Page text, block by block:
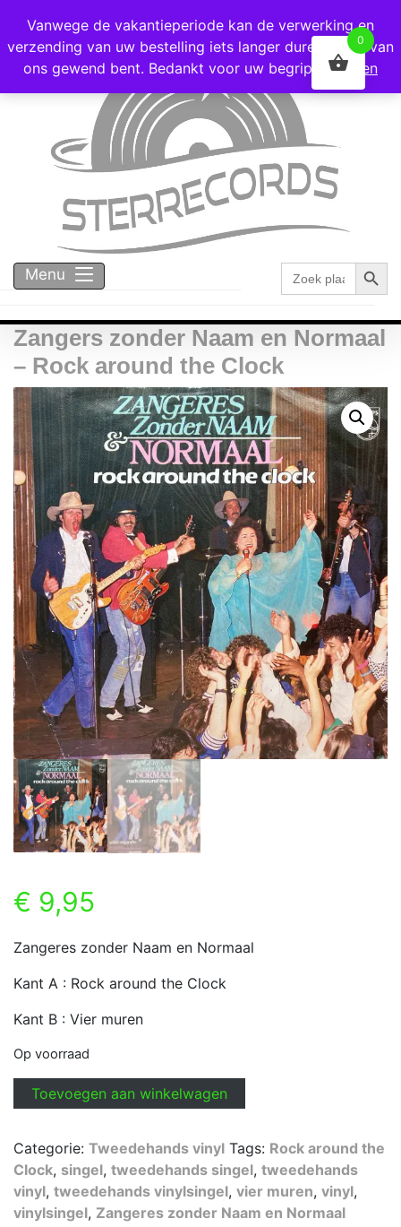
Voor 16:00 besteld = vandaag verzonden!
Menu
Zoek
naar:
Zangers zonder Naam en Normaal
– Rock around the Clock
€ 9,95
Zangeres zonder Naam en Normaal
Kant A : Rock around the Clock
Kant B : Vier muren
Op voorraad
Zangers
zonder
en
Normaal
-
Rock
Toevoegen aan winkelwagen
Categorie: Tweedehands vinyl Tags: Rock around the
Clock, singel, tweedehands singel, tweedehands
vinyl, tweedehands vinylsingel, vier muren, vinyl,
vinylsingel, Zangeres zonder Naam en Normaal
Vanwege de vakantieperiode kan de verwerking en
verzending van uw bestelling iets langer duren dan u van
ons gewend bent. Bedankt voor uw begrip!
Negeren
0